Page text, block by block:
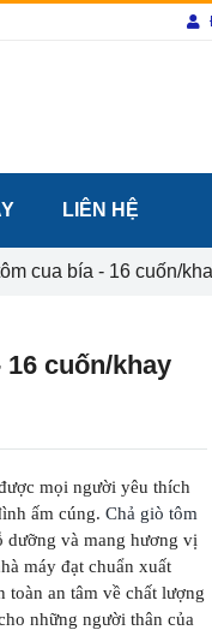
cuốn/khay
mọi người yêu thích
ấm cúng. Chả giò tôm
dưỡng và mang hương vị
máy đạt chuẩn xuất
toàn an tâm về chất lượng
những người thân của
cua bía - 16 cuốn/
LIÊN HỆ